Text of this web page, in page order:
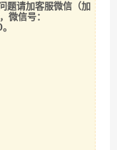
题请加客服微信（加
微信号：